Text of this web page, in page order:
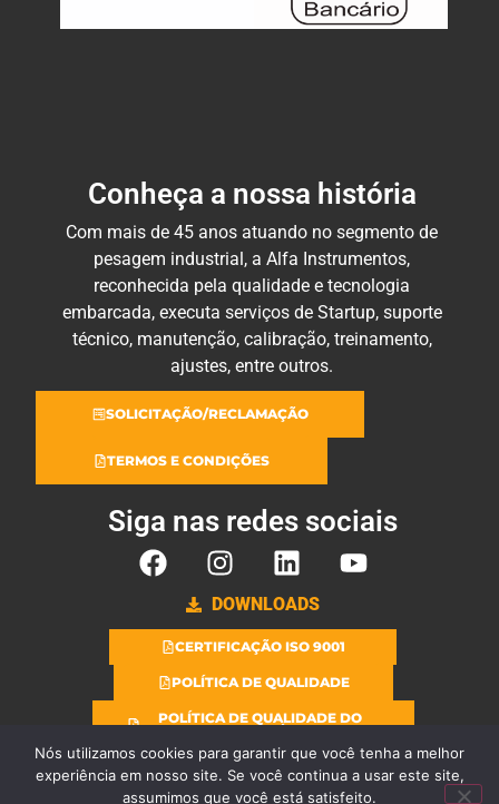
Conheça a nossa história
Com mais de 45 anos atuando no segmento de
pesagem industrial, a Alfa Instrumentos,
reconhecida pela qualidade e tecnologia
embarcada, executa serviços de Startup, suporte
técnico, manutenção, calibração, treinamento,
ajustes, entre outros.
SOLICITAÇÃO/RECLAMAÇÃO
TERMOS E CONDIÇÕES
Siga nas redes sociais
DOWNLOADS
CERTIFICAÇÃO ISO 9001
POLÍTICA DE QUALIDADE
POLÍTICA DE QUALIDADE DO
Nós utilizamos cookies para garantir que você tenha a melhor
experiência em nosso site. Se você continua a usar este site,
assumimos que você está satisfeito.